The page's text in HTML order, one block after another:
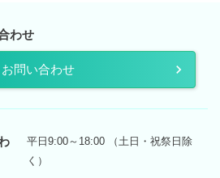
わせ
お問い合わせ
平日9:00～18:00 （土日・祝祭日除
く）